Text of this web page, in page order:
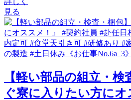
見る
【軽い部品の組立・検
ぐ寮に入りたい方にオ